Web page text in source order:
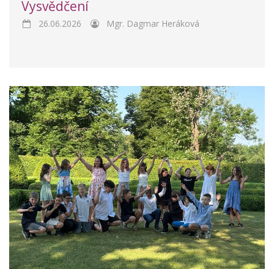
Vysvědčení
26.06.2026 Mgr. Dagmar Heráková